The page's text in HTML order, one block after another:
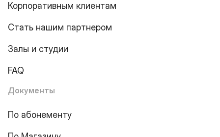
Корпоративным клиентам
Стать нашим партнером
Залы и студии
FAQ
Документы
По абонементу